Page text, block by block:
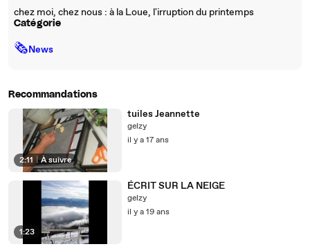
chez moi, chez nous : à la Loue, l'irruption du printemps
Catégorie
🗞News
Recommandations
2:11 | À suivre
tuiles Jeannette
gelzy
il y a 17 ans
1:23
ÉCRIT SUR LA NEIGE
gelzy
il y a 19 ans